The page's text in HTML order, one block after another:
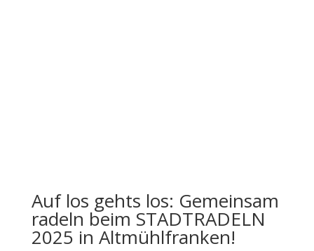
Auf los gehts los: Gemeinsam
radeln beim STADTRADELN
2025 in Altmühlfranken!